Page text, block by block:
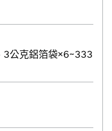
3公克鋁箔袋×6~333